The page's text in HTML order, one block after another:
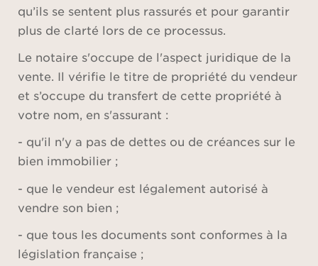
qu’ils se sentent plus rassurés et pour garantir
plus de clarté lors de ce processus.
Le notaire s'occupe de l'aspect juridique de la
vente. Il vérifie le titre de propriété du vendeur
et s’occupe du transfert de cette propriété à
votre nom, en s'assurant :
- qu'il n'y a pas de dettes ou de créances sur le
bien immobilier ;
- que le vendeur est légalement autorisé à
vendre son bien ;
- que tous les documents sont conformes à la
législation française ;